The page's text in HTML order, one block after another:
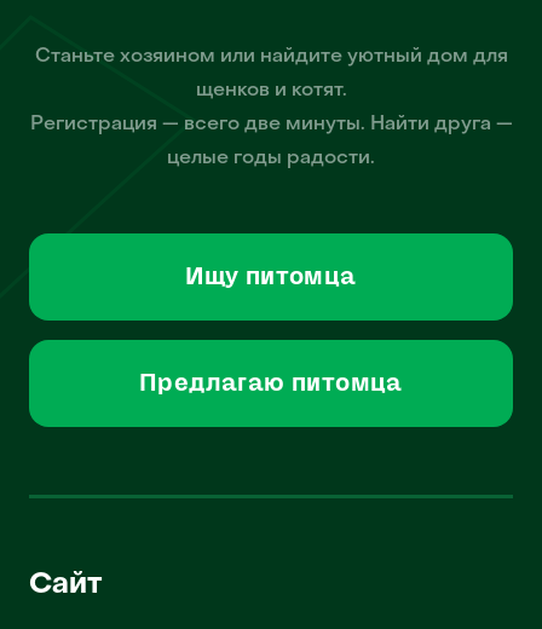
Станьте хозяином или найдите уютный дом для
щенков и котят.
Регистрация — всего две минуты. Найти друга —
целые годы радости.
Ищу питомца
Предлагаю питомца
Сайт